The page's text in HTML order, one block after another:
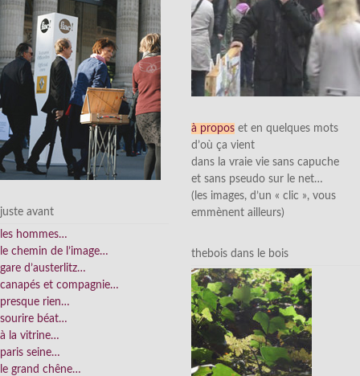
juste avant
les hommes…
le chemin de l’image…
gare d’austerlitz…
canapés et compagnie…
presque rien…
sourire béat…
à la vitrine…
paris seine…
le grand chêne…
à propos et en quelques mots
d’où ça vient
dans la vraie vie sans capuche
et sans pseudo sur le net…
(les images, d’un « clic », vous
emmènent ailleurs)
thebois dans le bois